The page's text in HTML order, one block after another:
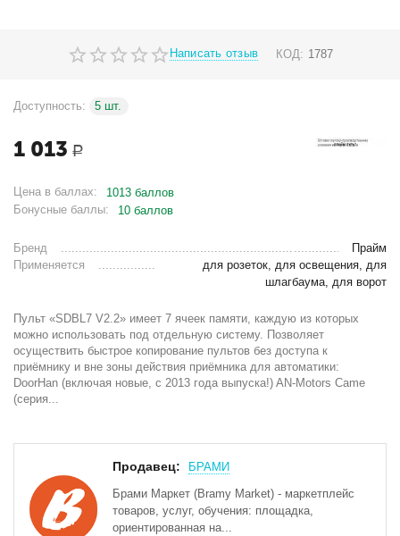
Написать отзыв КОД: 1787
Доступность: 5 шт.
1 013 Р
Цена в баллах:
1013 баллов
Бонусные баллы:
10 баллов
Бренд
Прайм
Применяется
для розеток, для освещения, для
шлагбаума, для ворот
Пульт «SDBL7 V2.2» имеет 7 ячеек памяти, каждую из которых
можно использовать под отдельную систему. Позволяет
осуществить быстрое копирование пультов без доступа к
приёмнику и вне зоны действия приёмника для автоматики:
DoorHan (включая новые, с 2013 года выпуска!) AN-Motors Came
(серия...
Продавец:
БРАМИ
Брами Маркет (Bramy Market) - маркетплейс
товаров, услуг, обучения: площадка,
ориентированная на...